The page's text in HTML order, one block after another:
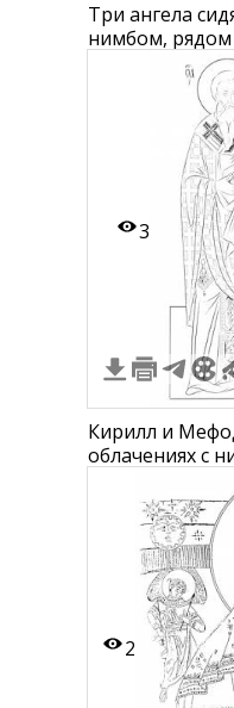
Три ангела
нимбом, рядом
3
Кирилл и
облачениях с
2